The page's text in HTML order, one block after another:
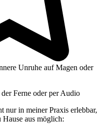
Unruhe auf Magen oder
Ferne oder per Audio
nur in meiner Praxis erlebbar,
Hause aus möglich: